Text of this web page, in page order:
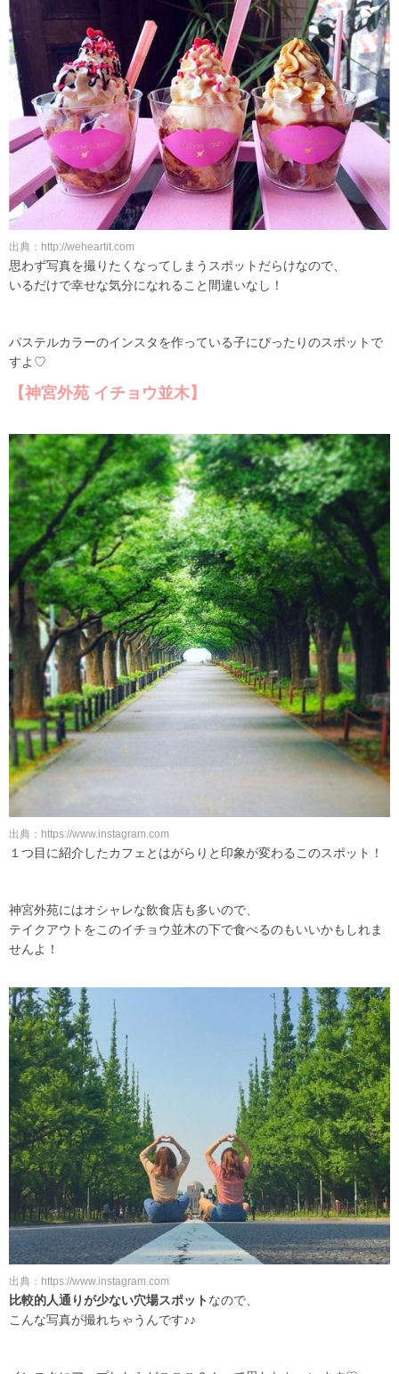
出典：http://weheartit.com
思わず写真を撮りたくなってしまうスポットだらけなので、
いるだけで幸せな気分になれること間違いなし！
パステルカラーのインスタを作っている子にぴったりのスポットで
すよ♡
【神宮外苑 イチョウ並木】
出典：https://www.instagram.com
１つ目に紹介したカフェとはがらりと印象が変わるこのスポット！
神宮外苑にはオシャレな飲食店も多いので、
テイクアウトをこのイチョウ並木の下で食べるのもいいかもしれま
せんよ！
出典：https://www.instagram.com
比較的人通りが少ない穴場スポット なので、
こんな写真が撮れちゃうんです♪♪